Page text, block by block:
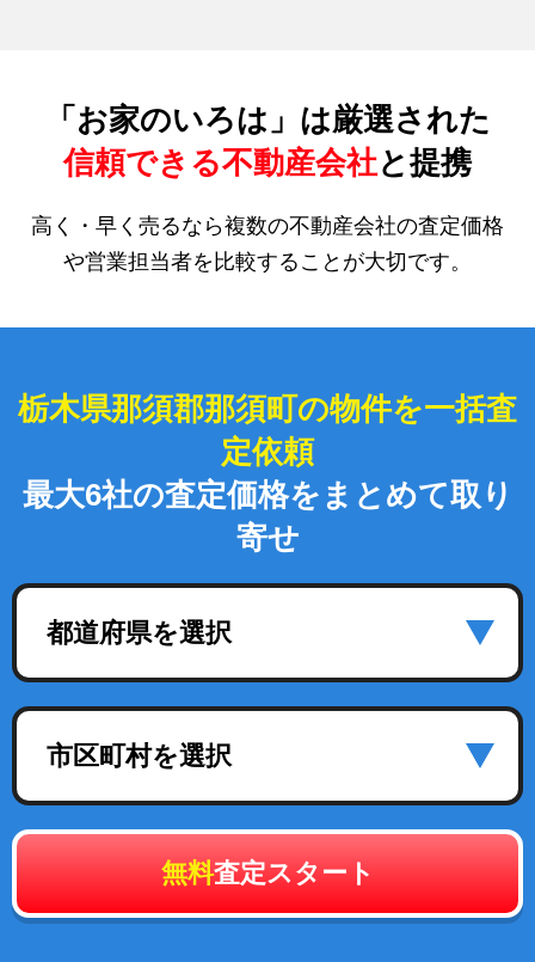
「お家のいろは」は厳選された
信頼できる不動産会社と提携
高く・早く売るなら複数の不動産会社の査定価格
や営業担当者を比較することが大切です。
栃木県那須郡那須町の物件を一括査
定依頼
最大6社の査定価格をまとめて取り
寄せ
都道府県を選択
市区町村を選択
無料査定スタート